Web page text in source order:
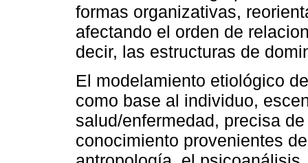
formas organizativas,
afectando el orden de
decir, las estructuras de
El modelamiento etiológico
como base al individuo,
salud/enfermedad, precisa
conocimiento provenientes